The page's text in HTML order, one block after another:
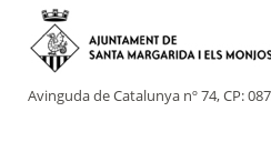
Avinguda de Catalunya nº 74, CP: